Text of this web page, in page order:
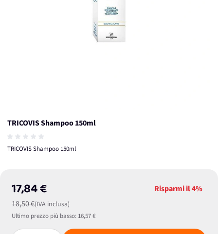
TRICOVIS Shampoo 150ml
TRICOVIS Shampoo 150ml
17,84 €
18,50 €(IVA inclusa)
Risparmi il4%
Ultimo prezzo più basso: 16,57 €